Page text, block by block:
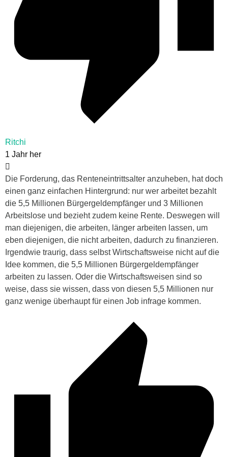
Ritchi
1 Jahr her
Die Forderung, das Renteneintrittsalter anzuheben, hat doch
einen ganz einfachen Hintergrund: nur wer arbeitet bezahlt
die 5,5 Millionen Bürgergeldempfänger und 3 Millionen
Arbeitslose und bezieht zudem keine Rente. Deswegen will
man diejenigen, die arbeiten, länger arbeiten lassen, um
eben diejenigen, die nicht arbeiten, dadurch zu finanzieren.
Irgendwie traurig, dass selbst Wirtschaftsweise nicht auf die
Idee kommen, die 5,5 Millionen Bürgergeldempfänger
arbeiten zu lassen. Oder die Wirtschaftsweisen sind so
weise, dass sie wissen, dass von diesen 5,5 Millionen nur
ganz wenige überhaupt für einen Job infrage kommen.